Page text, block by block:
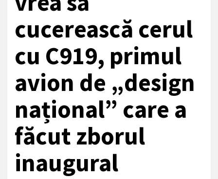
cucerească cerul
cu C919, primul
avion de „design
național” care a
făcut zborul
inaugural